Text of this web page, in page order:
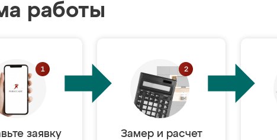
работы
заявку Замер и расчет